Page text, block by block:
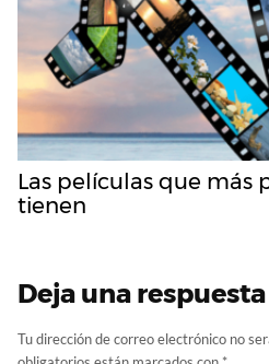
Las películas que más
tienen
Deja una respuesta
Tu dirección de correo electrónico no